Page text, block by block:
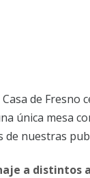
de Fresno
única mesa
nuestras
a distintos